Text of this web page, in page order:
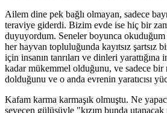
Ailem dine pek bağlı olmayan, sadece
teraviye giderdi. Bizim evde ise hiç bir
duyuyordum. Seneler boyunca okuduğum
her hayvan topluluğunda kayıtsız
için insanın tanrıları ve dinleri
kadar mükemmel olduğunu, ve sadece bir
dolduğunu ve o anda evrenin yaratıcısı
Kafam karma karmaşık olmuştu. Ne
sevecen gülüşüyle "kızım bunda